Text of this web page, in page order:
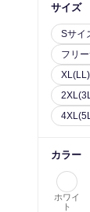
サイズ
Sサイ
フリ
カラー
ホワイ
ト